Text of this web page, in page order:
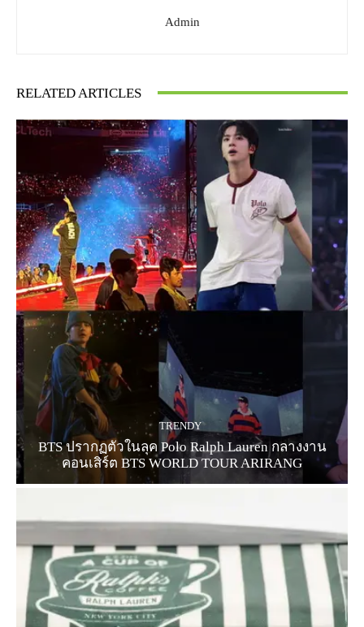
Admin
RELATED ARTICLES
TRENDY
BTS ปรากฏตัวในลุค Polo Ralph Lauren กลางงาน
คอนเสิร์ต BTS WORLD TOUR ARIRANG